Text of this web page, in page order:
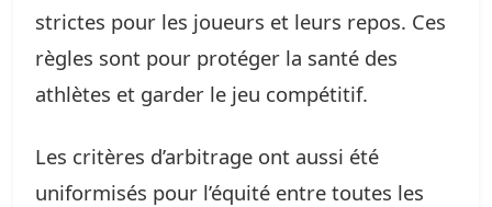
strictes pour les joueurs et leurs repos. Ces
règles sont pour protéger la santé des
athlètes et garder le jeu compétitif.
Les critères d’arbitrage ont aussi été
uniformisés pour l’équité entre toutes les